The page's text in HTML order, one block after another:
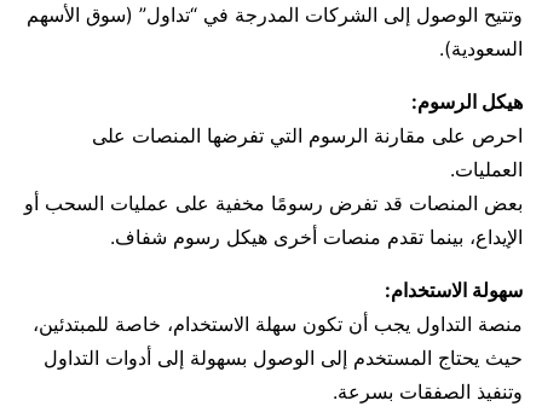
وتتيح الوصول إلى الشركات المدرجة في “تداول” (سوق الأسهم
السعودية).
هيكل الرسوم:
احرص على مقارنة الرسوم التي تفرضها المنصات على
العمليات.
بعض المنصات قد تفرض رسومًا مخفية على عمليات السحب أو
الإيداع، بينما تقدم منصات أخرى هيكل رسوم شفاف.
سهولة الاستخدام:
منصة التداول يجب أن تكون سهلة الاستخدام، خاصة للمبتدئين،
حيث يحتاج المستخدم إلى الوصول بسهولة إلى أدوات التداول
وتنفيذ الصفقات بسرعة.